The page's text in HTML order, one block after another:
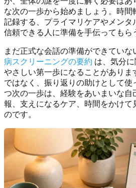
な次の一歩から始めましょう。時間
記録する、プライマリケアやメンタ
信頼できる人に準備を手伝ってもら
まだ正式な会話の準備ができていな
病スクリーニングの要約 は、気分
やさしい第一歩になることがありま
ではなく、振り返りの助けとして使
つ次の一歩は、経験をあいまいな自
報、支えになるケア、時間をかけて
のです。